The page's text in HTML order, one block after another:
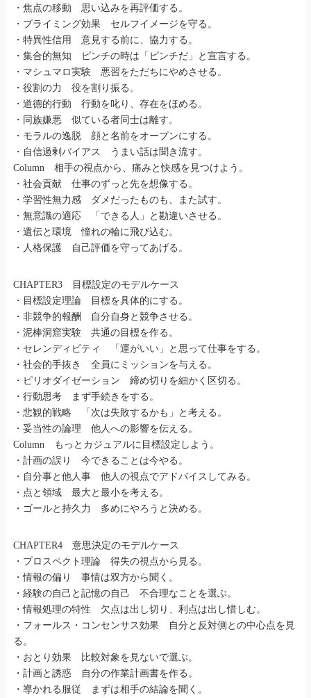
・焦点の移動 思い込みを再評価する。
・プライミング効果 セルフイメージを守る。
・特異性信用 意見する前に、協力する。
・集合的無知 ピンチの時は「ピンチだ」と宣言する。
・マシュマロ実験 悪習をただちにやめさせる。
・役割の力 役を割り振る。
・道德的行動 行動を叱り、存在をほめる。
・同族嫌悪 似ている者同士は離す。
・モラルの逸脱 顔と名前をオープンにする。
・自信過剰バイアス うまい話は聞き流す。
Column 相手の視点から、痛みと快感を見つけよう。
・社会貢献 仕事のずっと先を想像する。
・学習性無力感 ダメだったものも、また試す。
・無意識の適応 「できる人」と勘違いさせる。
・遺伝と環境 憧れの輪に飛び込む。
・人格保護 自己評価を守ってあげる。
CHAPTER3 目標設定のモデルケース
・目標設定理論 目標を具体的にする。
・非競争的報酬 自分自身と競争させる。
・泥棒洞窟実験 共通の目標を作る。
・セレンディピティ 「運がいい」と思って仕事をする。
・社会的手抜き 全員にミッションを与える。
・ピリオダイゼーション 締め切りを細かく区切る。
・行動思考 まず手続きをする。
・悲観的戦略 「次は失敗するかも」と考える。
・妥当性の論理 他人への影響を伝える。
Column もっとカジュアルに目標設定しよう。
・計画の誤り 今できることは今やる。
・自分事と他人事 他人の視点でアドバイスしてみる。
・点と領域 最大と最小を考える。
・ゴールと持久力 多めにやろうと決める。
CHAPTER4 意思決定のモデルケース
・プロスペクト理論 得失の視点から見る。
・情報の偏り 事情は双方から聞く。
・経験の自己と記憶の自己 不合理なことを選ぶ。
・情報処理の特性 欠点は出し切り、利点は出し惜しむ。
・フォールス・コンセンサス効果 自分と反対側との中心点を見
る。
・おとり効果 比較対象を見ないで選ぶ。
・計画と誘惑 自分の作業計画書を作る。
・導かれる服従 まずは相手の結論を聞く。